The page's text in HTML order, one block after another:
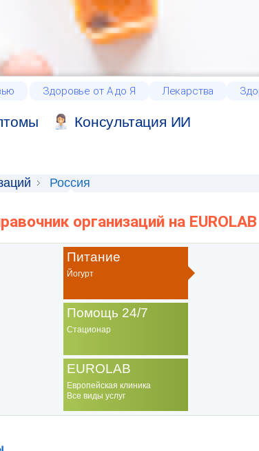
Здоровье от А до Я Лекарства
Консультация ИИ
Россия
организаций на EUROLAB
Питание
Йогурт
Помощь 24/7
Стационар
EUROLAB
Европейская клиника
Все виды услуг